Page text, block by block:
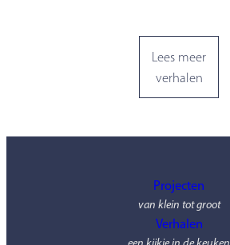
Lees meer
verhalen
Projecten
van klein tot groot
Verhalen